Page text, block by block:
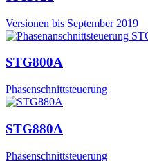
Versionen bis September 2019
STG800A
Phasenschnittsteuerung
STG880A
Phasenschnittsteuerung